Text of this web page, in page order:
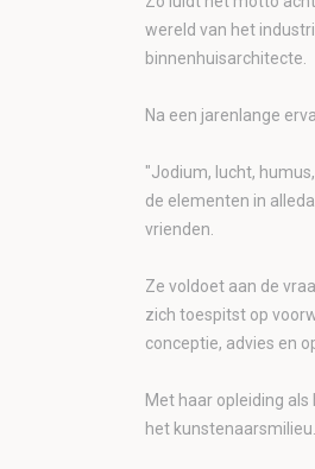
wereld van het
binnenhuisarchitecte.
Na een jarenlange
"Jodium, lucht,
de elementen in
vrienden.
Ze voldoet aan de
zich toespitst op
conceptie, advies en
Met haar opleiding
het